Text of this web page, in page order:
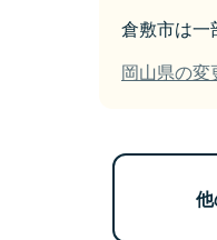
倉敷市は一
岡山県の変